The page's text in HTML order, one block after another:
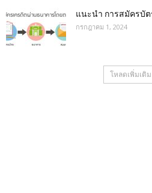
แนะนำ การสมัครบัต
กรกฎาคม 1, 2024
โหลดเพิ่มเติม